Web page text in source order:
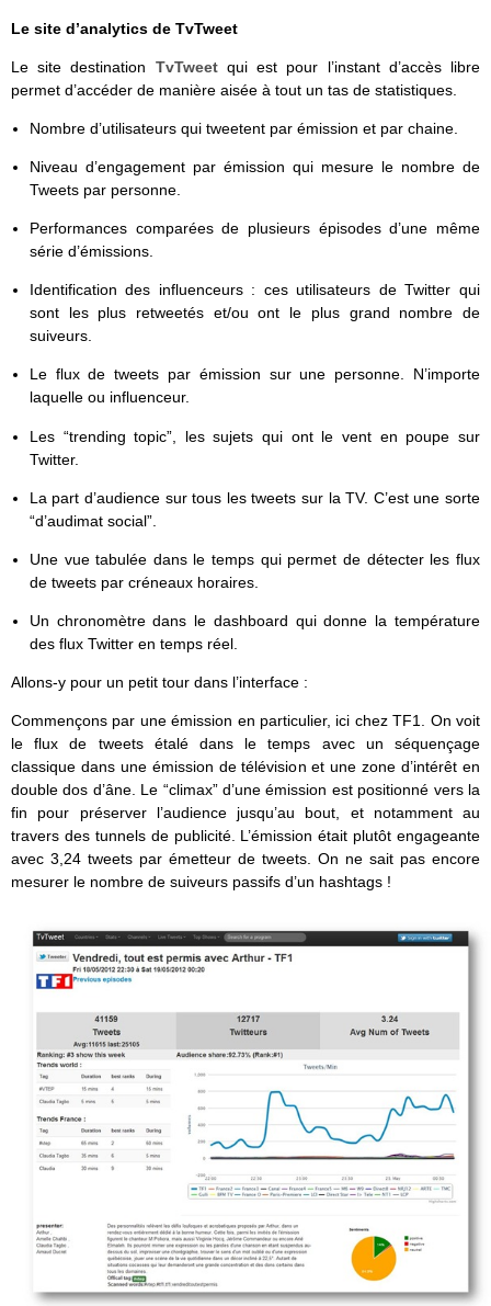
Le site d’analytics de TvTweet
Le site destination TvTweetqui est pour l’instant d’accès libre
permet d’accéder de manière aisée à tout un tas de statistiques.
Nombre d’utilisateurs qui tweetent par émission et par chaine.
Niveau d’engagement par émission qui mesure le nombre de
Tweets par personne.
Performances comparées de plusieurs épisodes d’une même
série d’émissions.
Identification des influenceurs : ces utilisateurs de Twitter qui
sont les plus retweetés et/ou ont le plus grand nombre de
suiveurs.
Le flux de tweets par émission sur une personne. N’importe
laquelle ou influenceur.
Les “trending topic”, les sujets qui ont le vent en poupe sur
Twitter.
La part d’audience sur tous les tweets sur la TV. C’est une sorte
“d’audimat social”.
Une vue tabulée dans le temps qui permet de détecter les flux
de tweets par créneaux horaires.
Un chronomètre dans le dashboard qui donne la température
des flux Twitter en temps réel.
Allons-y pour un petit tour dans l’interface :
Commençons par une émission en particulier, ici chez TF1. On voit
le flux de tweets étalé dans le temps avec un séquençage
classique dans une émission de télévision et une zone d’intérêt en
double dos d’âne. Le “climax” d’une émission est positionné vers la
fin pour préserver l’audience jusqu’au bout, et notamment au
travers des tunnels de publicité. L’émission était plutôt engageante
avec 3,24 tweets par émetteur de tweets. On ne sait pas encore
mesurer le nombre de suiveurs passifs d’un hashtags !